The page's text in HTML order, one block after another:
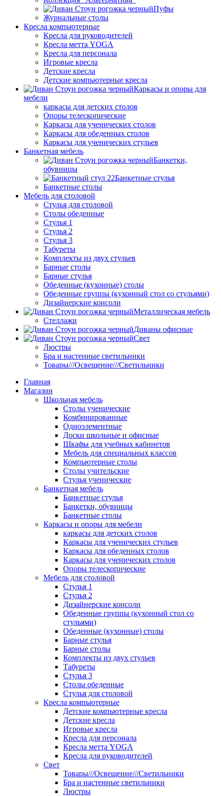
Пуфы
Журнальные столы
Кресла компьютерные
Кресла для руководителей
Кресла метта YOGA
Кресла для персонала
Игровые кресла
Детские кресла
Детские компьютерные кресла
Каркасы и опоры для
мебели
каркасы для детских столов
Опоры телескопические
Каркасы для ученических столов
Каркасы для обеденных столов
Каркасы для ученических стульев
Банкетная мебель
Банкетки,
обувницы
Банкетные стулья
Банкетные столы
Мебель для столовой
Стулья для столовой
Столы обеденные
Стулья 1
Стулья 2
Стулья 3
Табуреты
Комплекты из двух стульев
Барные столы
Барные стулья
Обеденные (кухонные) столы
Обеденные группы (кухонный стол со стульями)
Дизайнерские консоли
Металлическая мебель
Стеллажи
Диваны офисные
Свет
Люстры
Бра и настенные светильники
Товары///Освещение///Светильники
Главная
Магазин
Школьная мебель
Столы ученические
Комбинированные
Одноэлементные
Доски школьные и офисные
Шкафы для учебных кабинетов
Мебель для специальных классов
Компьютерные столы
Столы учительские
Стулья ученические
Банкетная мебель
Банкетные стулья
Банкетки, обувницы
Банкетные столы
Каркасы и опоры для мебели
каркасы для детских столов
Каркасы для ученических стульев
Каркасы для обеденных столов
Каркасы для ученических столов
Опоры телескопические
Мебель для столовой
Стулья 1
Стулья 2
Дизайнерские консоли
Обеденные группы (кухонный стол со
стульями)
Обеденные (кухонные) столы
Барные стулья
Барные столы
Комплекты из двух стульев
Табуреты
Стулья 3
Столы обеденные
Стулья для столовой
Кресла компьютерные
Детские компьютерные кресла
Детские кресла
Игровые кресла
Кресла для персонала
Кресла метта YOGA
Кресла для руководителей
Свет
Товары///Освещение///Светильники
Бра и настенные светильники
Люстры